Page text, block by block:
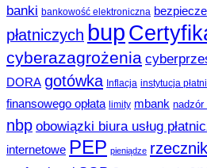
banki bankowość elektroniczna
płatniczych bup
cyberazagrożenia
DORA gotówka Inflacja instytucja
finansowego opłata limity mbank nadzór
nbp obowiązki biura usług
internetowe PEP pieniądze